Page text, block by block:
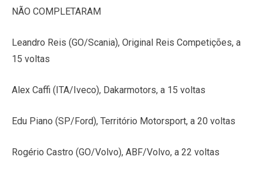
NÃO COMPLETARAM
Leandro Reis (GO/Scania), Original Reis Competições, a
15 voltas
Alex Caffi (ITA/Iveco), Dakarmotors, a 15 voltas
Edu Piano (SP/Ford), Território Motorsport, a 20 voltas
Rogério Castro (GO/Volvo), ABF/Volvo, a 22 voltas